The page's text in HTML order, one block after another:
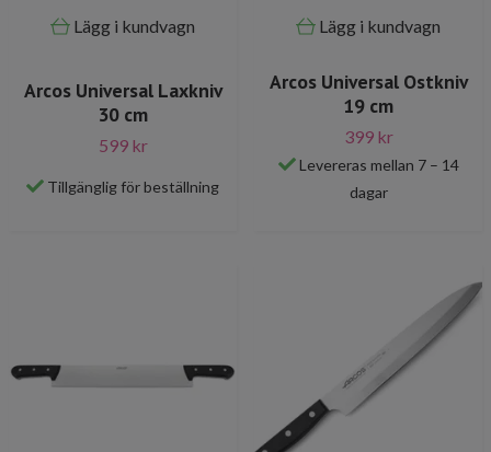
Lägg i kundvagn
Arcos Universal Laxkniv
30 cm
599 kr
Tillgänglig för beställning
Lägg i kundvagn
Arcos Universal Ostkniv
19 cm
399 kr
Levereras mellan 7 – 14
dagar